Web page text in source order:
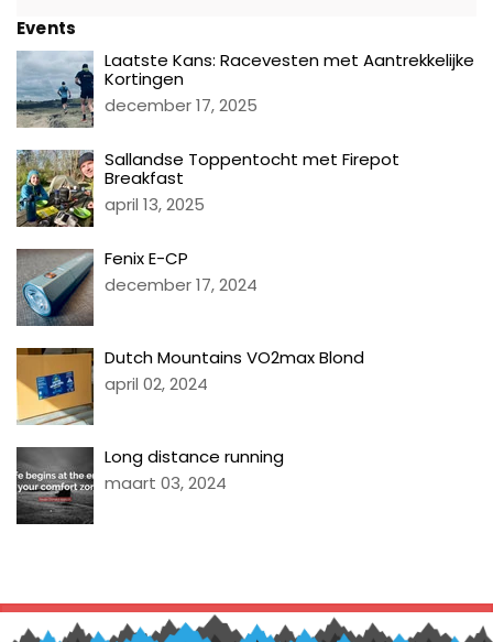
Events
Laatste Kans: Racevesten met Aantrekkelijke
Kortingen
december 17, 2025
Sallandse Toppentocht met Firepot
Breakfast
april 13, 2025
Fenix E-CP
december 17, 2024
Dutch Mountains VO2max Blond
april 02, 2024
Long distance running
maart 03, 2024
TERUG NAAR BLOG LITI